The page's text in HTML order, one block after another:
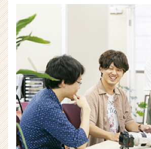
ウ
活
サ
ト
チ
ア
キ
ャ